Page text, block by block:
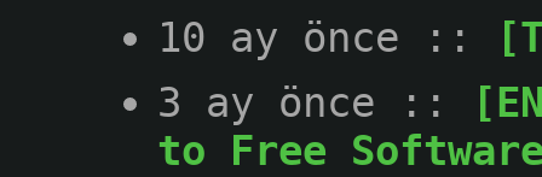
10 ay önce ::
3 ay önce ::
to Free